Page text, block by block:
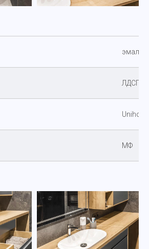
эмаль
ЛДСП
МФ